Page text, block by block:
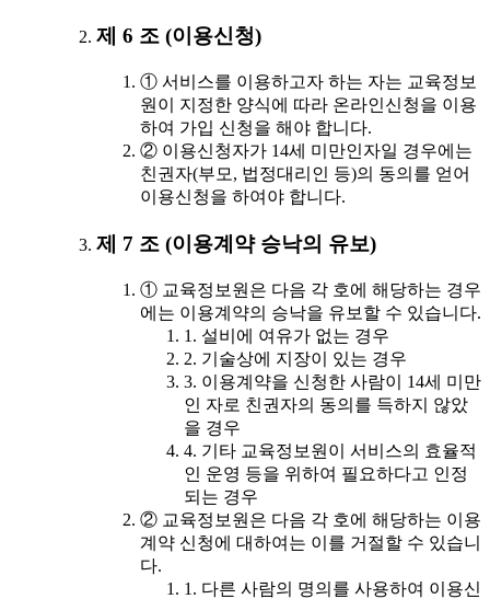
제 6 조 (이용신청)
① 서비스를 이용하고자 하는 자는 교육정보
원이 지정한 양식에 따라 온라인신청을 이용
하여 가입 신청을 해야 합니다.
② 이용신청자가 14세 미만인자일 경우에는
친권자(부모, 법정대리인 등)의 동의를 얻어
이용신청을 하여야 합니다.
제 7 조 (이용계약 승낙의 유보)
① 교육정보원은 다음 각 호에 해당하는 경우
에는 이용계약의 승낙을 유보할 수 있습니다.
1. 설비에 여유가 없는 경우
2. 기술상에 지장이 있는 경우
3. 이용계약을 신청한 사람이 14세 미만
인 자로 친권자의 동의를 득하지 않았
을 경우
4. 기타 교육정보원이 서비스의 효율적
인 운영 등을 위하여 필요하다고 인정
되는 경우
② 교육정보원은 다음 각 호에 해당하는 이용
계약 신청에 대하여는 이를 거절할 수 있습니
다.
1. 다른 사람의 명의를 사용하여 이용신